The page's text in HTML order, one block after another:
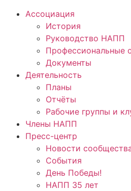
Ассоциация
История
Руководство НАПП
Профессиональные
Документы
Деятельность
Планы
Отчёты
Рабочие группы и
Члены НАПП
Пресс-центр
Новости
События
День Победы!
НАПП 35 лет